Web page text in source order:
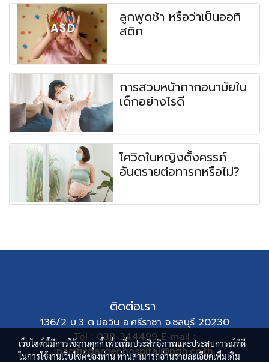
ลูกพูดช้า หรือว่าเป็นออทิ
สติก
การสวมหน้ากากอนามัยใน
เด็กอย่างไรดี
โควิดในหญิงตั้งครรภ์
อันตรายต่อทารกหรือไม่?
ติดต่อเรา
136/2 ม.3 ต.บ่อวิน อ.ศรีราชา จ.ชลบุรี 20230
Tel : 038-344499 E-mail :
pacificgardenhospital@pgh.co.th
เว็บไซต์นี้มีการใช้งานคุกกี้ เพื่อเพิ่มประสิทธิภาพและประสบการณ์ที่ดี
ในการใช้งานเว็บไซต์ของท่าน ท่านสามารถอ่านรายละเอียดเพิ่มเติม